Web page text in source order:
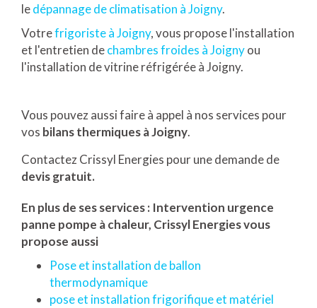
ledépannage de climatisation à Joigny.
Votrefrigoriste à Joigny, vous propose l'installation
et l'entretien dechambres froides à Joignyou
l'installation de vitrine réfrigérée à Joigny.
Vous pouvez aussi faire à appel à nos services pour
vos bilans thermiques à Joigny.
Contactez Crissyl Energies pour une demande de
devis gratuit.
En plus de ses services : Intervention urgence
panne pompe à chaleur, Crissyl Energies vous
propose aussi
Pose et installation de ballon
thermodynamique
pose et installation frigorifique et matériel